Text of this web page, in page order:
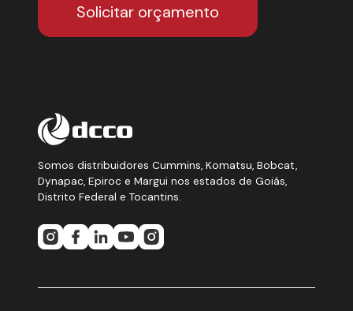
Solicitar orçamento
Somos distribuidores Cummins, Komatsu, Bobcat,
Dynapac, Epiroc e Margui nos estados de Goiás,
Distrito Federal e Tocantins.